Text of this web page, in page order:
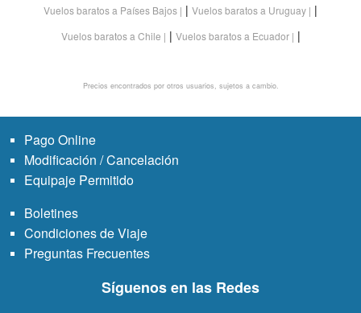
Vuelos baratos a Países Bajos | Vuelos baratos a Uruguay |
Vuelos baratos a Chile | Vuelos baratos a Ecuador |
Precios encontrados por otros usuarios, sujetos a cambio.
Pago Online
Modificación / Cancelación
Equipaje Permitido
Boletines
Condiciones de Viaje
Preguntas Frecuentes
Síguenos en las Redes